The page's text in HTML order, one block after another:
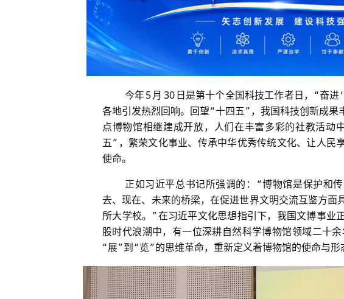
今年5 月 30 日是第十个全国科技工作者日， “奋进‘
各地引发热烈回响。回望“十四五 ” ，我国科技创新成果
点博物馆相继建成开放，人们在丰富多彩的社教活动
五 ” ，繁荣文化事业、传承中华优秀传统文化、让人民
使命。
正如习近平总书记所强调的： “博物馆是保护和
去、现在、未来的桥梁，在促进世界文明交流互鉴方面
所大学校。
”在习近平文化思想指引下，我国文博事业
股时代浪潮中，有一位深耕自然科学博物馆领域二十
“展”到 “览”的思维革命，重新定义着博物馆的使命与形